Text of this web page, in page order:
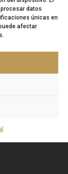
datos
únicas en
afectar
el
la innovación, y
y renovado la
contado con el
| Una manera de